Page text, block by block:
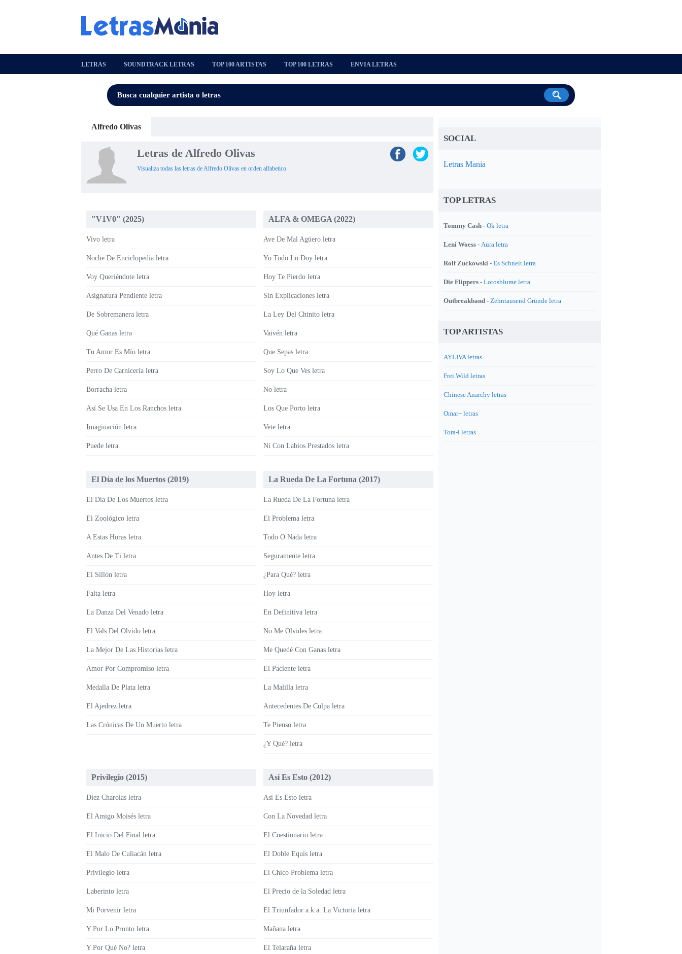
LETRAS SOUNDTRACK LETRAS TOP 100 ARTISTAS TOP 100 LETRAS ENVIA LETRAS
Alfredo Olivas
Letras de Alfredo Olivas
Visualiza todas las letras de Alfredo Olivas en orden alfabetico
"V1V0" (2025)
Vivo letra
Noche De Enciclopedia letra
Voy Queriéndote letra
Asignatura Pendiente letra
De Sobremanera letra
Qué Ganas letra
Tu Amor Es Mío letra
Perro De Carnicería letra
Borracha letra
Así Se Usa En Los Ranchos letra
Imaginación letra
Puede letra
ALFA & OMEGA (2022)
Ave De Mal Agüero letra
Yo Todo Lo Doy letra
Hoy Te Pierdo letra
Sin Explicaciones letra
La Ley Del Chinito letra
Vaivén letra
Que Sepas letra
Soy Lo Que Ves letra
No letra
Los Que Porto letra
Vete letra
Ni Con Labios Prestados letra
El Día de los Muertos (2019)
El Día De Los Muertos letra
El Zoológico letra
A Estas Horas letra
Antes De Ti letra
El Sillón letra
Falta letra
La Danza Del Venado letra
El Vals Del Olvido letra
La Mejor De Las Historias letra
Amor Por Compromiso letra
Medalla De Plata letra
El Ajedrez letra
Las Crónicas De Un Muerto letra
La Rueda De La Fortuna (2017)
La Rueda De La Fortuna letra
El Problema letra
Todo O Nada letra
Seguramente letra
¿Para Qué? letra
Hoy letra
En Definitiva letra
No Me Olvides letra
Me Quedé Con Ganas letra
El Paciente letra
La Malilla letra
Antecedentes De Culpa letra
Te Pienso letra
¿Y Qué? letra
Privilegio (2015)
Diez Charolas letra
El Amigo Moisés letra
El Inicio Del Final letra
El Malo De Culiacán letra
Privilegio letra
Laberinto letra
Mi Porvenir letra
Y Por Lo Pronto letra
Y Por Qué No? letra
Asi Es Esto (2012)
Asi Es Esto letra
Con La Novedad letra
El Cuestionario letra
El Doble Equis letra
El Chico Problema letra
El Precio de la Soledad letra
El Triunfador a.k.a. La Victoria letra
Mañana letra
El Telaraña letra
SOCIAL
Letras Mania
TOP LETRAS
Tommy Cash - Ok letra
Leni Woess - Aura letra
Rolf Zuckowski - Es Schneit letra
Die Flippers - Lotosblume letra
Outbreakband - Zehntausend Gründe letra
TOP ARTISTAS
AYLIVA letras
Frei.Wild letras
Chinese Anarchy letras
Omar+ letras
Tora-i letras